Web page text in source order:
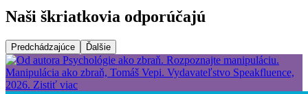
Naši škriatkovia odporúčajú
Predchádzajúce Ďalšie